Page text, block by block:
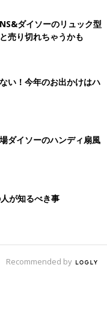
投稿 -2019年 5月月3日午後7時41分PDT
で、風量は3段階に調節
機能性が高く、ここま
3COINS！
ダイソーのリュック型
売り切れちゃうかも
い！今年のお出かけはハ
ダイソーのハンディ扇風
が知るべき事
Recommended by